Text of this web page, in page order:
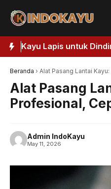
Jendela Kayu
Hunian 2026
Beranda › Alat Pasang Lantai
Alat Pasang
Profesional,
Admin IndoKayu
May 11, 2026